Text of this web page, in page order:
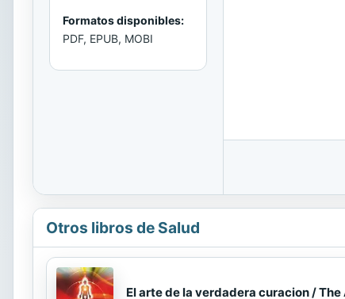
Formatos disponibles:
PDF, EPUB, MOBI
Otros libros de Salud
El arte de la verdadera curacion /